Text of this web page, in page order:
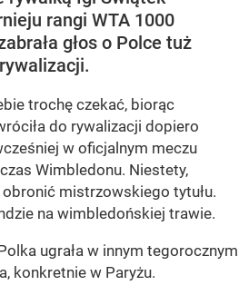
rangi WTA 1000
głos o Polce tuż
trochę czekać, biorąc
do rywalizacji dopiero
w oficjalnym meczu
Wimbledonu. Niestety,
obronić mistrzowskiego tytułu.
na wimbledońskiej trawie.
ugrała w innym tegorocznym
konkretnie w Paryżu.